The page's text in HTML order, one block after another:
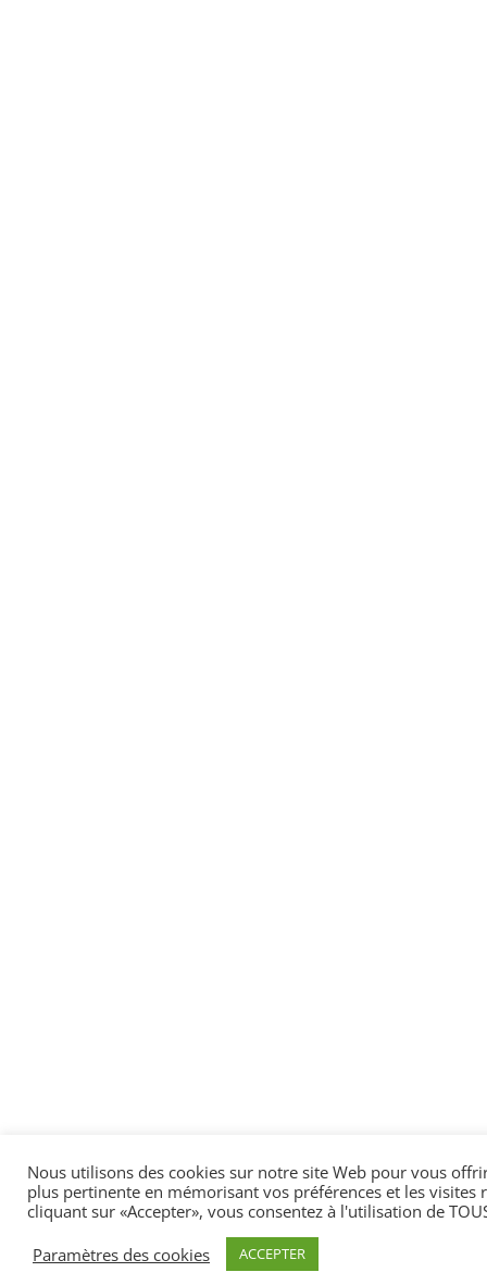
Nous utilisons des cookies sur notre site Web pour vous
plus pertinente en mémorisant vos préférences et les visites
cliquant sur «Accepter», vous consentez à l'utilisation de
Paramètres des cookies
ACCEPTER